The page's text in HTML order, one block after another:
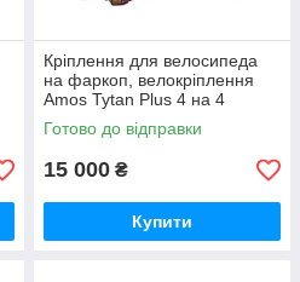
Кріплення для велосипеда
на фаркоп, велокріплення
Amos Tytan Plus 4 на 4
велосипеда AMTP4
Готово до відправки
15 000 ₴
Купити